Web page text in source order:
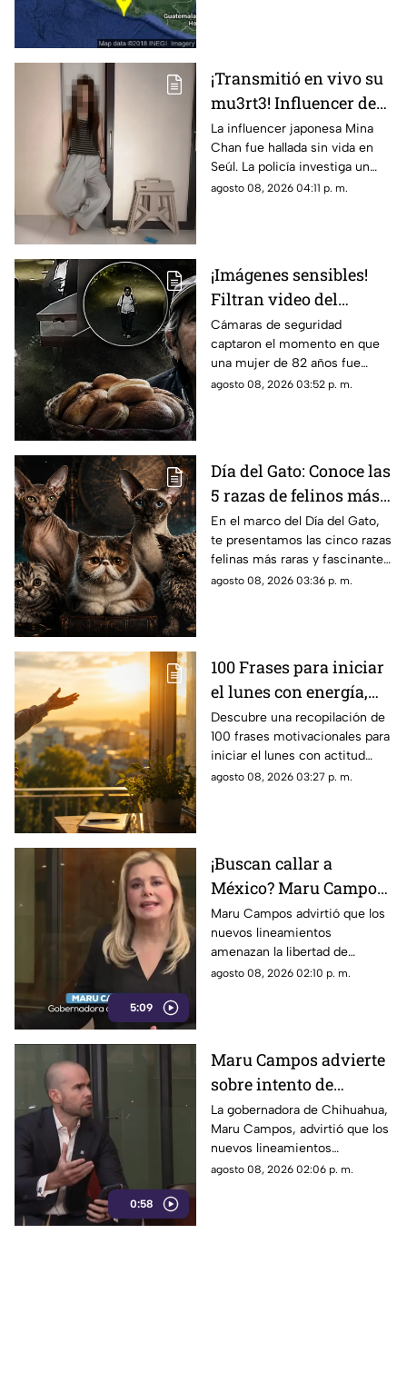
¡Transmitió en vivo su
mu3rt3! Influencer de
k-pop Mina Chan
estaba en su
departamento de Seúl
La influencer japonesa Mina
Chan fue hallada sin vida en
Seúl. La policía investiga un
posible suicidio tras una alerta
agosto 08, 2026 04:11 p. m.
¡Imágenes sensibles!
Filtran video del
asesinato de abuelita
vendedora de cemitas
en Puebla: le robaron
unos pesos
Cámaras de seguridad
captaron el momento en que
una mujer de 82 años fue
asesinada al regresar de
agosto 08, 2026 03:52 p. m.
Día del Gato: Conoce las
5 razas de felinos más
raras del mundo
En el marco del Día del Gato,
te presentamos las cinco razas
felinas más raras y fascinantes
del planeta por sus singulares
agosto 08, 2026 03:36 p. m.
100 Frases para iniciar
el lunes con energía,
motivación y éxito
Descubre una recopilación de
100 frases motivacionales para
iniciar el lunes con actitud
positiva, superar la rutina y
agosto 08, 2026 03:27 p. m.
5:09
¡Buscan callar a
México? Maru Campos
rechaza regulaciones
que amenazan la
libertad de expresión y
sancionan a la prensa
Maru Campos advirtió que los
nuevos lineamientos
amenazan la libertad de
expresión al permitir al poder
agosto 08, 2026 02:10 p. m.
0:58
Maru Campos advierte
sobre intento de
censura del Gobierno
Federal bajo la nueva
ley que controla a los
medios
La gobernadora de Chihuahua,
Maru Campos, advirtió que los
nuevos lineamientos
impulsados por el Gobierno
agosto 08, 2026 02:06 p. m.